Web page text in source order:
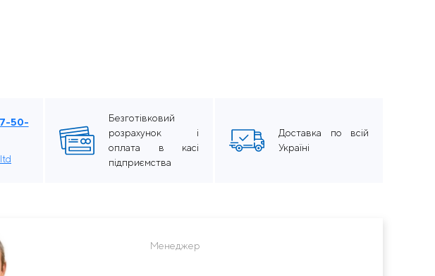
50-
Безготівковий
розрахунок і
оплата в касі
підприємства
Доставка по всій
Україні
Менеджер